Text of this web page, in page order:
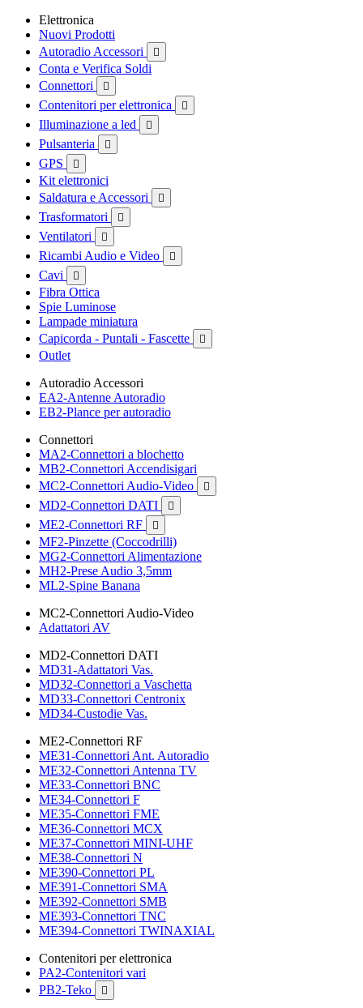
Elettronica
Nuovi Prodotti
Autoradio Accessori

Conta e Verifica Soldi
Connettori

Contenitori per elettronica 
Illuminazione a led 
Pulsanteria 
GPS 
Kit elettronici
Saldatura e Accessori

Trasformatori 
Ventilatori 
Ricambi Audio e Video 
Cavi 
Fibra Ottica
Spie Luminose
Lampade miniatura
Capicorda - Puntali - Fascette

Outlet
Autoradio Accessori
EA2-Antenne Autoradio
EB2-Plance per autoradio
Connettori
MA2-Connettori a blochetto
MB2-Connettori Accendisigari
MC2-Connettori Audio-Video

MD2-Connettori DATI 
ME2-Connettori RF 
MF2-Pinzette (Coccodrilli)
MG2-Connettori Alimentazione
MH2-Prese Audio 3,5mm
ML2-Spine Banana
MC2-Connettori Audio-Video
Adattatori AV
MD2-Connettori DATI
MD31-Adattatori Vas.
MD32-Connettori a Vaschetta
MD33-Connettori Centronix
MD34-Custodie Vas.
ME2-Connettori RF
ME31-Connettori Ant. Autoradio
ME32-Connettori Antenna TV
ME33-Connettori BNC
ME34-Connettori F
ME35-Connettori FME
ME36-Connettori MCX
ME37-Connettori MINI-UHF
ME38-Connettori N
ME390-Connettori PL
ME391-Connettori SMA
ME392-Connettori SMB
ME393-Connettori TNC
ME394-Connettori TWINAXIAL
Contenitori per elettronica
PA2-Contenitori vari
PB2-Teko
